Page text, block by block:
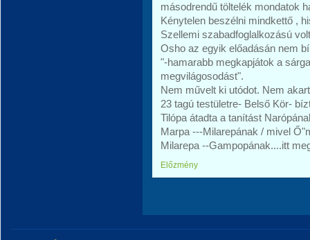
másodrendű töltelék mondatok
Kénytelen beszélni mindkettő ,
Szellemi szabadfoglalkozású
Osho az egyik előadásán nem
"-hamarabb megkapjátok a
megvilágosodást".
Nem művelt ki utódot. Nem
23 tagú testületre- Belső Kör-
Tilópa átadta a tanítást
Marpa ---Milarepának / mivel
Milarepa --Gampopának....itt
Előzmény